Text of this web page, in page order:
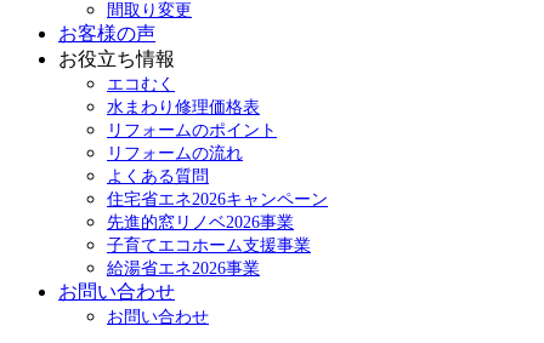
間取り変更
お客様の声
お役立ち情報
エコむく
水まわり修理価格表
リフォームのポイント
リフォームの流れ
よくある質問
住宅省エネ2026キャンペーン
先進的窓リノベ2026事業
子育てエコホーム支援事業
給湯省エネ2026事業
お問い合わせ
お問い合わせ